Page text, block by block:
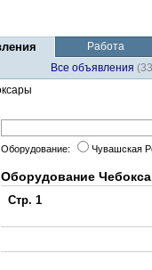
Работа
Все объявления
Оборудование: Чувашская
Оборудование
Стр. 1